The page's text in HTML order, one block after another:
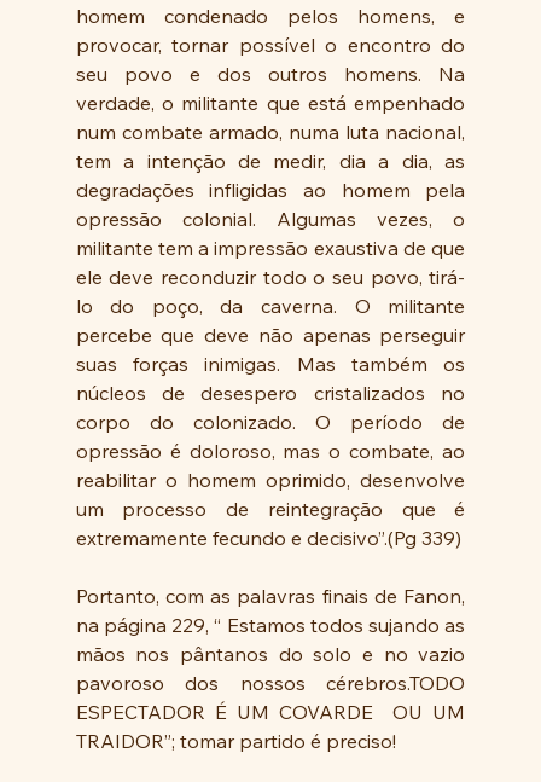
homem condenado pelos homens, e
provocar, tornar possível o encontro do
seu povo e dos outros homens. Na
verdade, o militante que está empenhado
num combate armado, numa luta nacional,
tem a intenção de medir, dia a dia, as
degradações infligidas ao homem pela
opressão colonial. Algumas vezes, o
militante tem a impressão exaustiva de que
ele deve reconduzir todo o seu povo, tirá-
lo do poço, da caverna. O militante
percebe que deve não apenas perseguir
suas forças inimigas. Mas também os
núcleos de desespero cristalizados no
corpo do colonizado. O período de
opressão é doloroso, mas o combate, ao
reabilitar o homem oprimido, desenvolve
um processo de reintegração que é
extremamente fecundo e decisivo”.(Pg 339)
Portanto, com as palavras finais de Fanon,
na página 229, “ Estamos todos sujando as
mãos nos pântanos do solo e no vazio
pavoroso dos nossos cérebros.TODO
ESPECTADOR É UM COVARDE  OU UM
TRAIDOR”; tomar partido é preciso!